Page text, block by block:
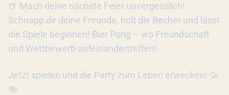
🍺 Mach deine nächste Feier unvergesslich!
Schnapp dir deine Freunde, holt die Becher und lasst
die Spiele beginnen! Bier Pong – wo Freundschaft
und Wettbewerb aufeinandertreffen!
Jetzt spielen und die Party zum Leben erwecken! 🥳
🍻